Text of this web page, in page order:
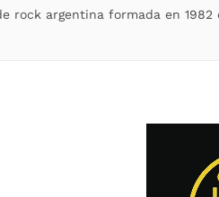
rock argentina formada en